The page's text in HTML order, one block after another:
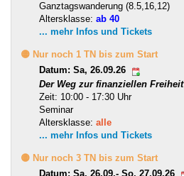
Ganztagswanderung (8.5,16,12)
Altersklasse: ab 40
... mehr Infos und Tickets
🟡 Nur noch 1 TN bis zum Start
Datum: Sa, 26.09.26
Der Weg zur finanziellen Freiheit
Zeit: 10:00 - 17:30 Uhr
Seminar
Altersklasse: alle
... mehr Infos und Tickets
🟡 Nur noch 3 TN bis zum Start
Datum: Sa, 26.09.- So, 27.09.26